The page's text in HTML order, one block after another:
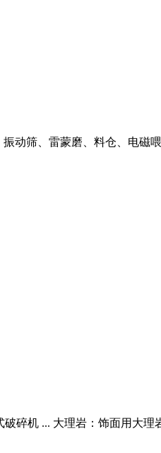
动筛、雷蒙磨、料仓、电磁
碎机 ... 大理岩：饰面用大理